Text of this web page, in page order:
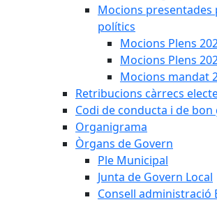
Mocions presentades
polítics
Mocions Plens
Mocions Plens
Mocions mandat
Retribucions càrrecs
Codi de conducta i de bon
Organigrama
Òrgans de Govern
Ple Municipal
Junta de Govern Local
Consell administració